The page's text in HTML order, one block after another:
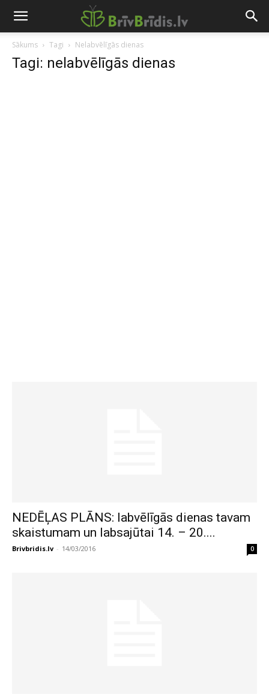
Sākums Tagi Nelabvēlīgās dienas
Tagi: nelabvēlīgās dienas
NEDĒĻAS PLĀNS: labvēlīgās dienas tavam
skaistumam un labsajūtai 14. – 20....
Brivbridis.lv - 14/03/2016 0